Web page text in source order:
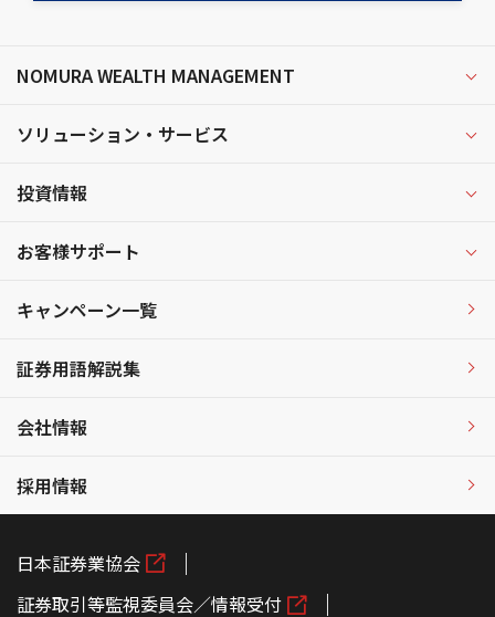
NOMURA WEALTH MANAGEMENT
ソリューション・サービス
投資情報
お客様サポート
キャンペーン一覧
証券用語解説集
会社情報
採用情報
日本証券業協会
証券取引等監視委員会／情報受付